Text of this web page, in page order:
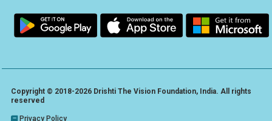
Copyright © 2018-2026 Drishti The Vision Foundation, India. All rights
reserved
Privacy Policy